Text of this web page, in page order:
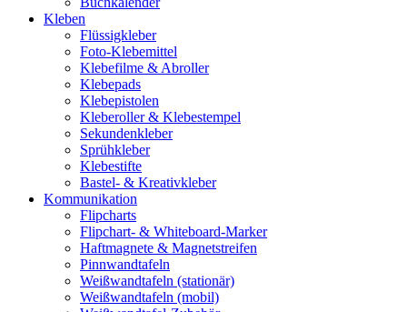
Kleben
Flüssigkleber
Foto-Klebemittel
Klebefilme & Abroller
Klebepads
Klebepistolen
Kleberoller & Klebestempel
Sekundenkleber
Sprühkleber
Klebestifte
Bastel- & Kreativkleber
Kommunikation
Flipcharts
Flipchart- & Whiteboard-Marker
Haftmagnete & Magnetstreifen
Pinnwandtafeln
Weißwandtafeln (stationär)
Weißwandtafeln (mobil)